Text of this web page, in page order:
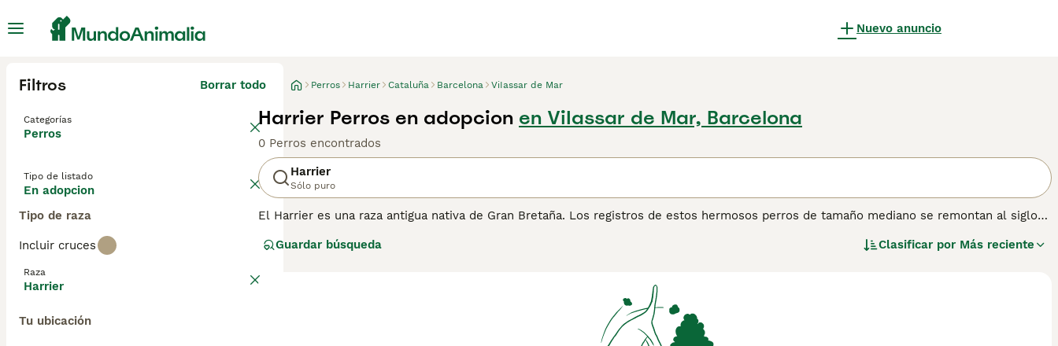
Nuevo anuncio
Filtros Borrar todo
Categorías
Perros
Tipo de listado
En adopcion
Tipo de raza
Incluir cruces
Raza
Harrier
Tu ubicación
Perros Harrier Cataluña Barcelona ViIassar de Mar
Harrier Perros en adopcion en ViIassar de Mar, Barcelona
0 Perros encontrados
Harrier
Sólo puro
El Harrier es una raza antigua nativa de Gran Bretaña. Los registros de estos hermosos perros de tamaño mediano se remontan al siglo
habilidades de caza, tanto aquí en España como en los Estados Unidos, donde son reconocidos oficialmente por el American Kennel
estos perros son buenos compañeros y perros de familia, aunque solo si se mantienen en el entorno adecuado y son entrenados por
personas que entienden las necesidades específicas de esta raza y los aceptan tal como son en lugar de tratar de cambiarlos. Lee
para obtener información sobre esta raza de perro.
Guardar búsqueda Clasificar por Más reciente